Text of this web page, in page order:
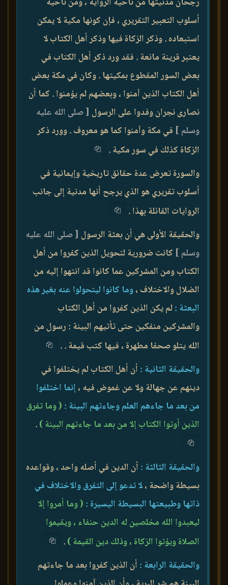
أسلوب التعبير التقريري ، فإن كونها مكية لا يمكن
استبعاده . وذكر الزكاة فيها وذكر أهل الكتاب لا
يعتبر قرينة مانعة . فقد ورد ذكر أهل الكتاب في
بعض السور المقطوع بمكيتها . وكان في مكة بعض
أهل الكتاب الذين آمنوا ، وبعضهم لم يؤمنوا . كما أن
نصارى نجران وفدوا على الرسول [ صلى الله عليه
وسلم ] في مكة وآمنوا كما هو معروف . وورد ذكر
الزكاة كذلك في سور مكية .
والسورة تعرض عدة حقائق تاريخية وإيمانية في
أسلوب تقريري هو الذي يرجح أنها مدنية إلى جانب
الروايات القائلة بهذا .
والحقيقة الأولى هي أن بعثة الرسول [ صلى الله عليه
وسلم ] كانت ضرورية لتحويل الذين كفروا من أهل
الكتاب ومن المشركين عما كانوا قد انتهوا إليه من
الضلال والاختلاف ،وما كانوا ليتحولوا عنه بغير هذه
البعثة : لم يكن الذين كفروا من أهل الكتاب
والمشركين منفكين حتى تأتيهم البينة : رسول من
الله يتلو صحفا مطهرة ، فيها كتب قيمة . .
والحقيقة الثانية : أن أهل الكتاب لم يختلفوا في
دينهم عن جهالة ولا عن غموض فيه ،إنما اختلفوا
من بعد ما جاءهم العلم وجاءتهم البينة : ( وما تفرق
الذين أوتوا الكتاب إلا من بعد ما جاءتهم البينة ).
والحقيقة الثالثة : أن الدين في أصله واحد ، وقواعده
بسيطة واضحة ،لا تدعو إلى التفرق والاختلاف في
ذاتها وطبيعتها البسيطة اليسيرة : ( وما أمروا إلا
ليعبدوا الله مخلصين له الدين حنفاء ، ويقيموا
الصلاة ويؤتوا الزكاة ، وذلك دين القيمة ).
والحقيقة الرابعة : أن الذين كفروا بعد ما جاءتهم